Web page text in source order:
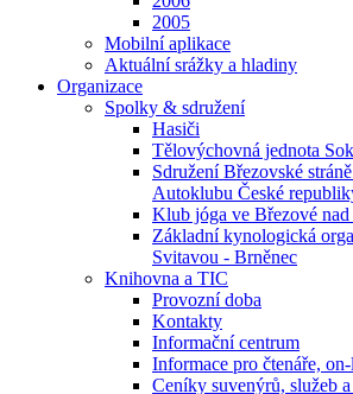
2005
Mobilní aplikace
Aktuální srážky a hladiny
Organizace
Spolky & sdružení
Hasiči
Tělovýchovná jednota
Sdružení Březovské
Autoklubu České
Klub jóga ve Březové
Základní kynologická
Svitavou - Brněnec
Knihovna a TIC
Provozní doba
Kontakty
Informační centrum
Informace pro čtenáře,
Ceníky suvenýrů, služeb